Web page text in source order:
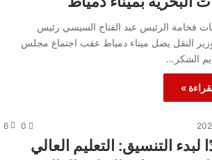
فخامة الرئيس عبد الفتاح السيسي رئيس
النقل يصل ميناء دمياط عقب اجتماع مجلس
الشكر…
»
0
6
لبدء التنسيق: التعليم العالي